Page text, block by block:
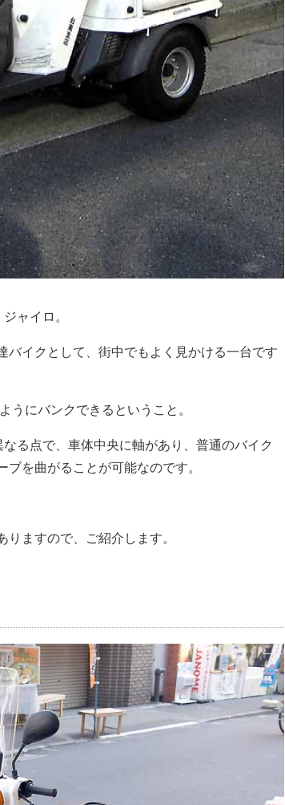
ャイロ。
イクとして、街中でもよく見かける一台です
うにバンクできるということ。
る点で、車体中央に軸があり、普通のバイク
を曲がることが可能なのです。
ますので、ご紹介します。